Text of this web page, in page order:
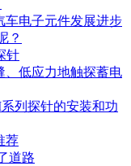
车电子元件发展进步
？
针
、低应力地触探蓄电
列探针的安装和功
荐
道路